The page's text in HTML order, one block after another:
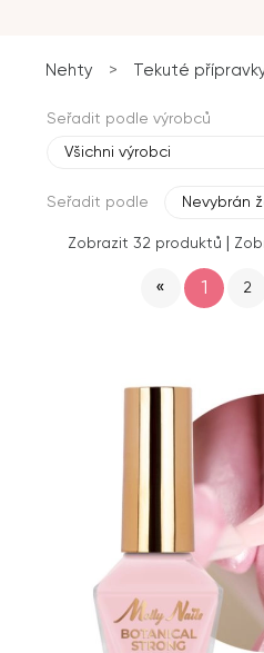
Nehty > Tekuté
Seřadit podle výrobců
Všichni výrobci
Seřadit podle Nevybrán
Zobrazit 32 produktů
« 1 2